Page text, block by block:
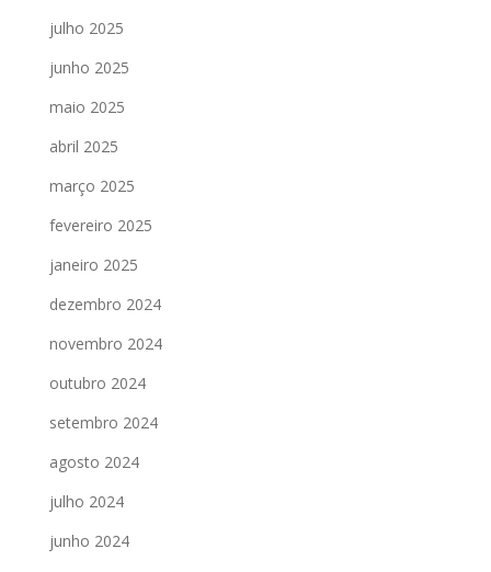
julho 2025
junho 2025
maio 2025
abril 2025
março 2025
fevereiro 2025
janeiro 2025
dezembro 2024
novembro 2024
outubro 2024
setembro 2024
agosto 2024
julho 2024
junho 2024